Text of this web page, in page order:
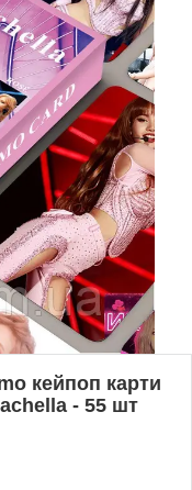
кейпоп карти
- 55 шт